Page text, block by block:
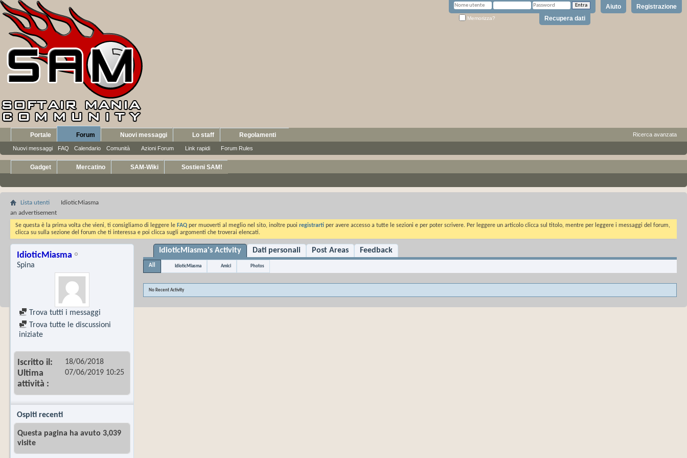
Registrazione
Aiuto
Memorizza? Recupera dati
Portale Forum
Nuovi messaggi FAQ Calendario Comunità Azioni Forum Link rapidi Forum Rules
Nuovi messaggi Lo staff Regolamenti Ricerca avanzata
Gadget Mercatino SAM-Wiki Sostieni SAM!
Lista utenti
IdioticMiasma
an advertisement
Se questa è la prima volta che vieni, ti consigliamo di leggere le FAQ per muoverti al meglio nel sito, inoltre puoi registrarti per avere accesso a tutte le sezioni e per poter scrivere. Per leggere un articolo clicca sul titolo, mentre per leggere i messaggi del forum,
clicca su sulla sezione del forum che ti interessa e poi clicca sugli argomenti che troverai elencati.
IdioticMiasma
Spina
Trova tutti i messaggi
Trova tutte le discussioni
iniziate
Iscritto il 18/06/2018
Ultima
attività
07/06/2019 10:25
Ospiti recenti
Questa pagina ha avuto 3,039
visite
IdioticMiasma's Activity Dati personali Post Areas Feedback
All IdioticMiasma Amici Photos
No Recent Activity